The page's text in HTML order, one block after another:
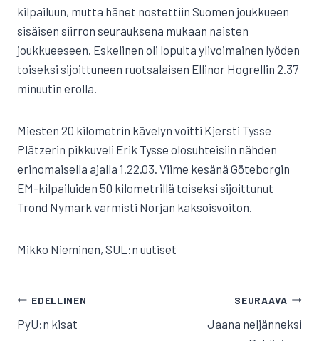
kilpailuun, mutta hänet nostettiin Suomen joukkueen
sisäisen siirron seurauksena mukaan naisten
joukkueeseen. Eskelinen oli lopulta ylivoimainen lyöden
toiseksi sijoittuneen ruotsalaisen Ellinor Hogrellin 2.37
minuutin erolla.
Miesten 20 kilometrin kävelyn voitti Kjersti Tysse
Plätzerin pikkuveli Erik Tysse olosuhteisiin nähden
erinomaisella ajalla 1.22.03. Viime kesänä Göteborgin
EM-kilpailuiden 50 kilometrillä toiseksi sijoittunut
Trond Nymark varmisti Norjan kaksoisvoiton.
Mikko Nieminen, SUL:n uutiset
ARTIKKELIEN
SELAUS
EDELLINEN
PyU:n kisat
SEURAAVA
Jaana neljänneksi